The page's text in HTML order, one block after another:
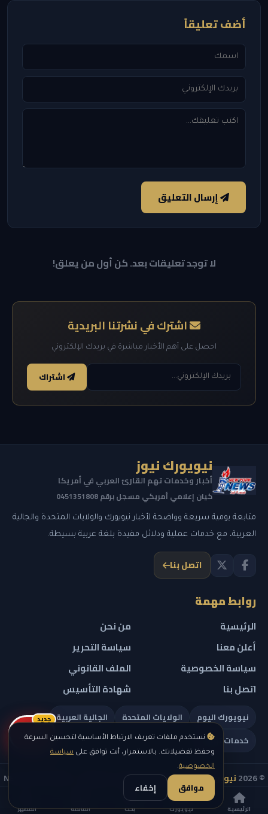
الرئيسية نيويورك بحث القائمة المظهر
نستخدم ملفات تعريف الارتباط الأساسية لتحسين السرعة
وحفظ تفضيلاتك. بالاستمرار، أنت توافق على سياسة
الخصوصية.
موافق إخفاء
أضف تعليقاً
إرسال التعليق
لا توجد تعليقات بعد. كن أول من يعلق!
اشترك في نشرتنا البريدية
احصل على أهم الأخبار مباشرة في بريدك الإلكتروني
اشتراك
نيويورك نيوز
أخبار وخدمات تهم القارئ العربي في أمريكا
كيان إعلامي أمريكي مسجل برقم 0451351808
متابعة يومية سريعة وواضحة لأخبار نيويورك والولايات المتحدة والجالية
العربية، مع خدمات عملية ودلائل مفيدة بلغة عربية بسيطة.
اتصل بنا
روابط مهمة
الرئيسية
من نحن
أعلن معنا
سياسة التحرير
سياسة الخصوصية
الملف القانوني
اتصل بنا
شهادة التأسيس
نيويورك اليوم الولايات المتحدة
الجالية العربية
خدمات تهمك
© 2026 نيويورك نيوز
— جميع الحقوق محفوظة — NEW YORK NEWS
IN ARABIC LLC — رقم التسجيل 0451351808
ريلز
جديد